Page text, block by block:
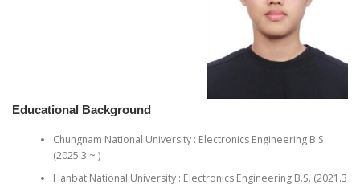
Educational Background
Chungnam National University : Electronics Engineering B.S.
(2025.3 ~ )
Hanbat National University : Electronics Engineering B.S. (2021.3